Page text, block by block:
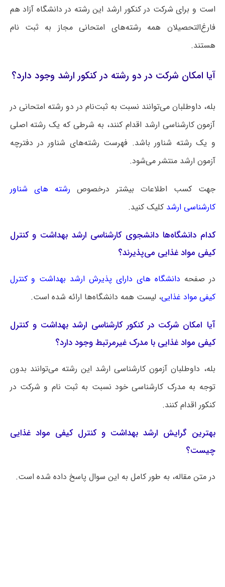
است و برای شرکت در کنکور ارشد این رشته در دانشگاه آزاد هم
فارغ‌التحصیلان همه رشته‌های امتحانی مجاز به ثبت نام
هستند.
آیا امکان شرکت در دو رشته در کنکور ارشد وجود دارد؟
بله، داوطلبان می‌توانند نسبت به ثبت‌نام در دو رشته امتحانی در
آزمون کارشناسی ارشد اقدام کنند، به شرطی که یک رشته اصلی
و یک رشته شناور باشد. فهرست رشته‌های شناور در دفترچه
آزمون ارشد منتشر می‌شود.
جهت کسب اطلاعات بیشتر درخصوص رشته های شناور
کارشناسی ارشد کلیک کنید.
کدام دانشگاه‌ها دانشجوی کارشناسی ارشد بهداشت و کنترل
کیفی مواد غذایی می‌پذیرند؟
در صفحه دانشگاه های دارای پذیرش ارشد بهداشت و کنترل
کیفی مواد غذایی، لیست همه دانشگاه‌ها ارائه شده است.
آیا امکان شرکت در کنکور کارشناسی ارشد بهداشت و کنترل
کیفی مواد غذایی با مدرک غیرمرتبط وجود دارد؟
بله، داوطلبان آزمون کارشناسی ارشد این رشته می‌توانند بدون
توجه به مدرک کارشناسی خود نسبت به ثبت نام و شرکت در
کنکور اقدام کنند.
بهترین گرایش ارشد بهداشت و کنترل کیفی مواد غذایی
چیست؟
در متن مقاله، به طور کامل به این سوال پاسخ داده شده است.